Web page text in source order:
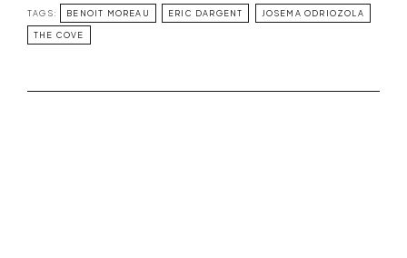
TAGS: BENOIT MOREAU ERIC DARGENT JOSEMA ODRIOZOLA
THE COVE